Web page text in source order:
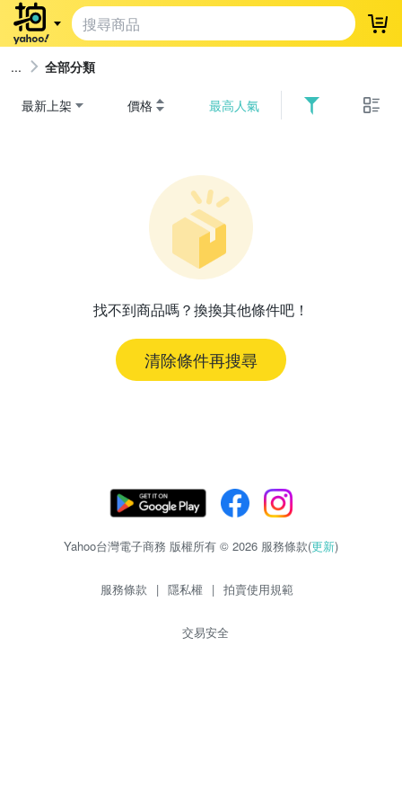
登
全部分類
最新上架 價格 最高人氣
找不到商品嗎？換換其他條件吧！
清除條件再搜尋
Yahoo台灣電子商務 版權所有 © 2026 服務條款(更新)
服務條款 | 隱私權 | 拍賣使用規範
交易安全